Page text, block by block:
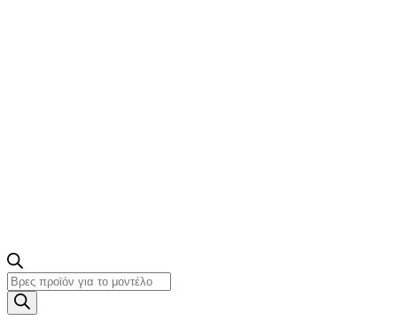
Products
search